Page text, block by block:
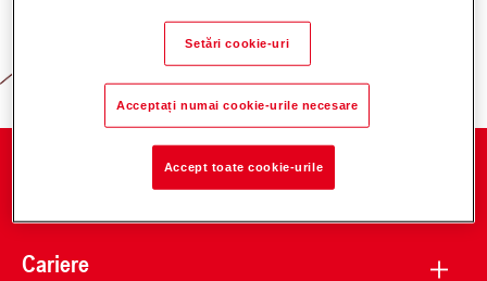
mediu
Cariere
Setări cookie-uri
Acceptați numai cookie-urile necesare
Accept toate cookie-urile